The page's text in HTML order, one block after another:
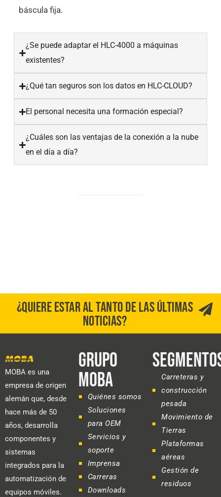
báscula fija.
¿Se puede adaptar el HLC-4000 a máquinas
existentes?
¿Qué tan seguros son los datos en HLC-CLOUD?
El personal necesita una formación especial?
¿Cuáles son las ventajas de la conexión a la nube
en el día a día?
¿QUIERE ESTAR AL TANTO DE LAS ÚLTIMAS
NOTICIAS?
MOBA es una
empresa de origen
alemán que, desde
hace más de 50
años, desarrolla
componentes y
sistemas
integrados para la
automatización de
equipos móviles.
GRUPO
MOBA
Quiénes somos
Soluciones
para OEM
Servicios y
soporte
Imprensa
Carreras
Downloads
Carreteras y
construcción
pesada
Movimiento de
Tierras
Plataformas
aéreas
Gestión de
residuos